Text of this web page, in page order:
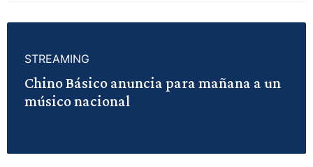
STREAMING
Chino Básico anuncia para mañana a un
músico nacional